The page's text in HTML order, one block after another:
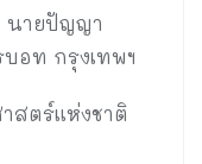
นายปัญญา
อท กรุงเทพฯ
สตร์แห่งชาติ